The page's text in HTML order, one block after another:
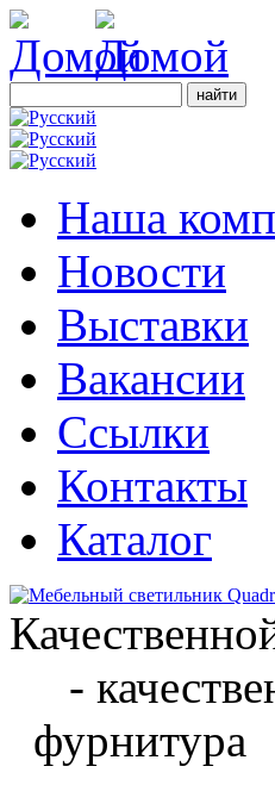
Наша
Новости
Выставки
Вакансии
Ссылки
Контакты
Каталог
-
фурнитура